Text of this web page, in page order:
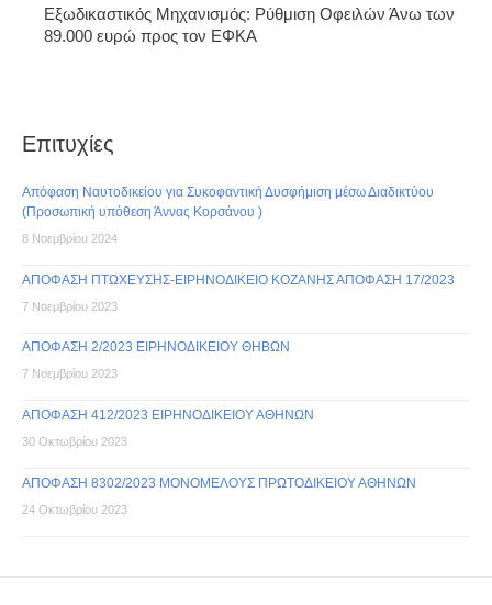
Εξωδικαστικός Μηχανισμός: Ρύθμιση Οφειλών Άνω των
89.000 ευρώ προς τον ΕΦΚΑ
Επιτυχίες
Απόφαση Ναυτοδικείου για Συκοφαντική Δυσφήμιση μέσω Διαδικτύου
(Προσωπική υπόθεση Άννας Κορσάνου )
8 Νοεμβρίου 2024
ΑΠΟΦΑΣΗ ΠΤΩΧΕΥΣΗΣ-ΕΙΡΗΝΟΔΙΚΕΙΟ ΚΟΖΑΝΗΣ ΑΠΟΦΑΣΗ 17/2023
7 Νοεμβρίου 2023
ΑΠΟΦΑΣΗ 2/2023 ΕΙΡΗΝΟΔΙΚΕΙΟΥ ΘΗΒΩΝ
7 Νοεμβρίου 2023
ΑΠΟΦΑΣΗ 412/2023 ΕΙΡΗΝΟΔΙΚΕΙΟΥ ΑΘΗΝΩΝ
30 Οκτωβρίου 2023
ΑΠΟΦΑΣΗ 8302/2023 ΜΟΝΟΜΕΛΟΥΣ ΠΡΩΤΟΔΙΚΕΙΟΥ ΑΘΗΝΩΝ
24 Οκτωβρίου 2023